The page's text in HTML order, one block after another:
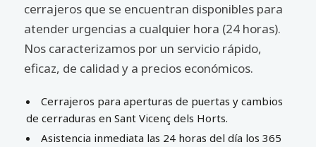
cerrajeros que se encuentran disponibles para
atender urgencias a cualquier hora (24 horas).
Nos caracterizamos por un servicio rápido,
eficaz, de calidad y a precios económicos.
Cerrajeros para aperturas de puertas y cambios
de cerraduras en Sant Vicenç dels Horts.
Asistencia inmediata las 24 horas del día los 365